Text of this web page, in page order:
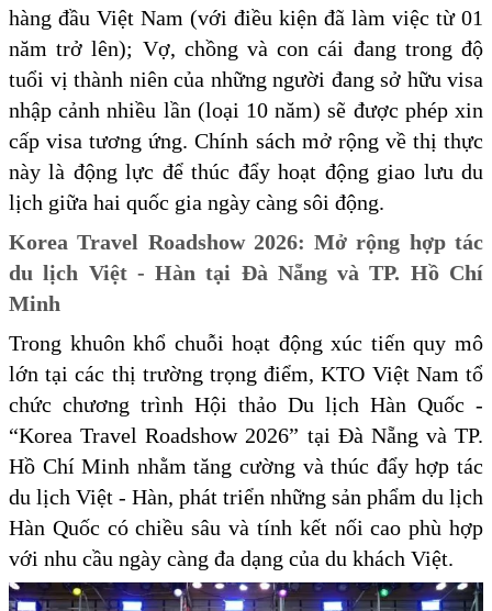
hàng đầu Việt Nam (với điều kiện đã làm việc từ 01
năm trở lên); Vợ, chồng và con cái đang trong độ
tuổi vị thành niên của những người đang sở hữu visa
nhập cảnh nhiều lần (loại 10 năm) sẽ được phép xin
cấp visa tương ứng. Chính sách mở rộng về thị thực
này là động lực để thúc đẩy hoạt động giao lưu du
lịch giữa hai quốc gia ngày càng sôi động.
Korea Travel Roadshow 2026: Mở rộng hợp tác
du lịch Việt - Hàn tại Đà Nẵng và TP. Hồ Chí
Minh
Trong khuôn khổ chuỗi hoạt động xúc tiến quy mô
lớn tại các thị trường trọng điểm, KTO Việt Nam tổ
chức chương trình Hội thảo Du lịch Hàn Quốc -
“Korea Travel Roadshow 2026” tại Đà Nẵng và TP.
Hồ Chí Minh nhằm tăng cường và thúc đẩy hợp tác
du lịch Việt - Hàn, phát triển những sản phẩm du lịch
Hàn Quốc có chiều sâu và tính kết nối cao phù hợp
với nhu cầu ngày càng đa dạng của du khách Việt.